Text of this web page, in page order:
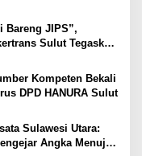
Proposional, Agar
Persepsi Keliru
Bareng JIPS”,
Sulut Tegaskan
dari Ancaman PHK
Kompeten Bekali
DPD HANURA Sulut
Sulawesi Utara:
Angka Menuju